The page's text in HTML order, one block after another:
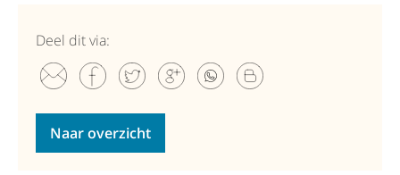
Deel dit via:
Naar overzicht